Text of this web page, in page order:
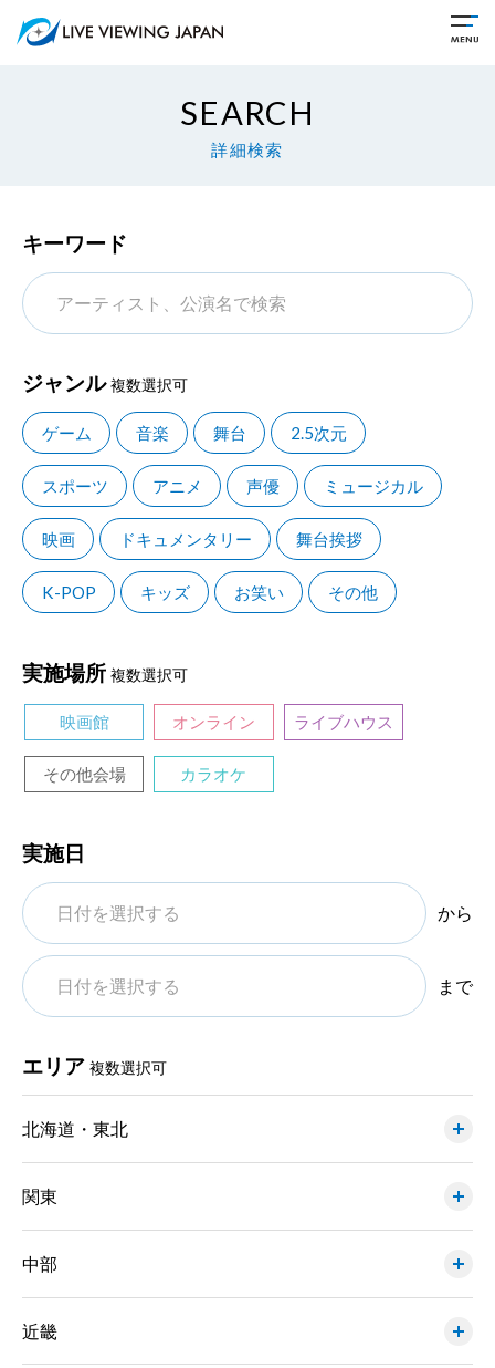
SEARCH
詳細検索
キーワード
ジャンル複数選択可
ゲーム 音楽 舞台 2.5次元
スポーツ アニメ 声優 ミュージカル
映画 ドキュメンタリー 舞台挨拶
K-POP キッズ お笑い その他
実施場所 複数選択可
映画館 オンライン ライブハウス
その他会場 カラオケ
実施日
から
まで
エリア 複数選択可
北海道・東北
関東
中部
近畿